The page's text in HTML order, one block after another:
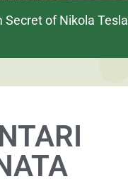
Secret of Nikola Tesla